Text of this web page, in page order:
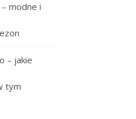
modne i
– jakie
tym